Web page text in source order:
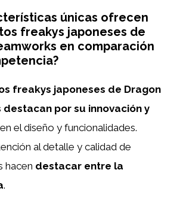
únicas ofrecen
freakys japoneses de
en comparación
freakys japoneses de Dragon
destacan por su innovación y
en el diseño y funcionalidades.
al detalle y calidad de
hacen destacar entre la
.